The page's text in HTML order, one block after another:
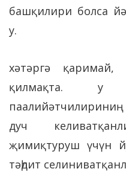
башқилири болса
у.
хәтәргә қаримай,
қилмақта. у
паалийәтчилириниң
дуч
җимиқтуруш үчүн
тәһдит